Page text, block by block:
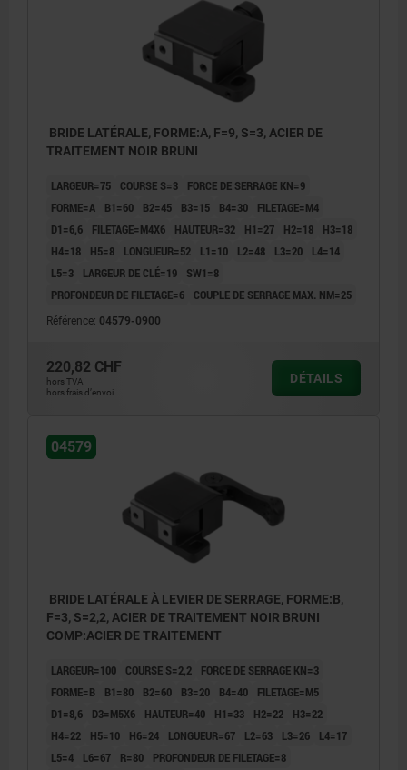
6) Position de serrage initiale
BRIDE LATÉRALE, FORME:A, F=9, S=3, ACIER DE
TRAITEMENT NOIR BRUNI
LARGEUR=75 COURSE S=3
FORCE DE SERRAGE KN=9
FORME=A
B1=60 B2=45 B3=15 B4=30
FILETAGE=M4
D1=6,6
FILETAGE=M4X6 HAUTEUR=32 H1=27 H2=18
H3=18
H4=18
H5=8 LONGUEUR=52 L1=10 L2=48 L3=20
L4=14
L5=3
LARGEUR DE CLÉ=19
SW1=8
PROFONDEUR DE FILETAGE=6
COUPLE DE SERRAGE MAX. NM=25
Référence: 04579-0900
220,82 CHF
hors TVA
hors frais d’envoi
DÉTAILS
04579
BRIDE LATÉRALE À LEVIER DE SERRAGE, FORME:B,
F=3, S=2,2, ACIER DE TRAITEMENT NOIR BRUNI
COMP:ACIER DE TRAITEMENT
LARGEUR=100 COURSE S=2,2
FORCE DE SERRAGE KN=3
FORME=B
B1=80 B2=60 B3=20 B4=40
FILETAGE=M5
D1=8,6
D3=M5X6 HAUTEUR=40 H1=33 H2=22
H3=22
H4=22
H5=10 H6=24 LONGUEUR=67 L2=63 L3=26
L4=17
L5=4
L6=67 R=80
PROFONDEUR DE FILETAGE=8